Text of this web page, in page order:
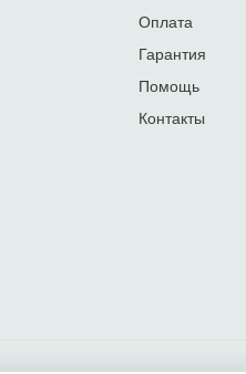
Оплата
Гарантия
Помощь
Контакты